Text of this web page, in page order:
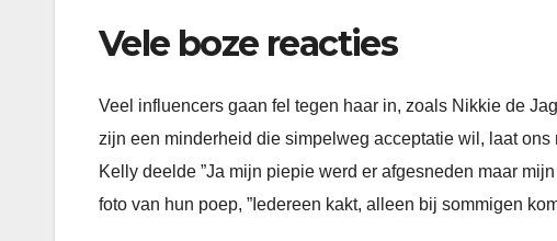
Vele boze reacties
Veel influencers gaan fel tegen haar in, zoals Nikkie de
zijn een minderheid die simpelweg acceptatie wil, laat ons
Kelly deelde ”Ja mijn piepie werd er afgesneden maar
foto van hun poep, ”Iedereen kakt, alleen bij sommigen